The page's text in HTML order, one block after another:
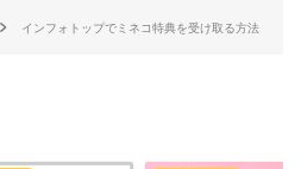
インフォトップでミネコ特典を受け取る方法